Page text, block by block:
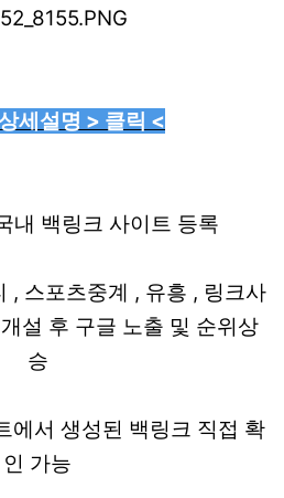
세설명 > 클릭 <
내 백링크 사이트 등록
, 스포츠중계 , 유흥 , 링크사
설 후 구글 노출 및 순위상
승
에서 생성된 백링크 직접 확
인 가능